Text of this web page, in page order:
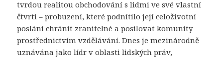
tvrdou realitou obchodování s lidmi ve své vlastní
čtvrti – probuzení, které podnítilo její celoživotní
poslání chránit zranitelné a posilovat komunity
prostřednictvím vzdělávání. Dnes je mezinárodně
uznávána jako lídr v oblasti lidských práv,